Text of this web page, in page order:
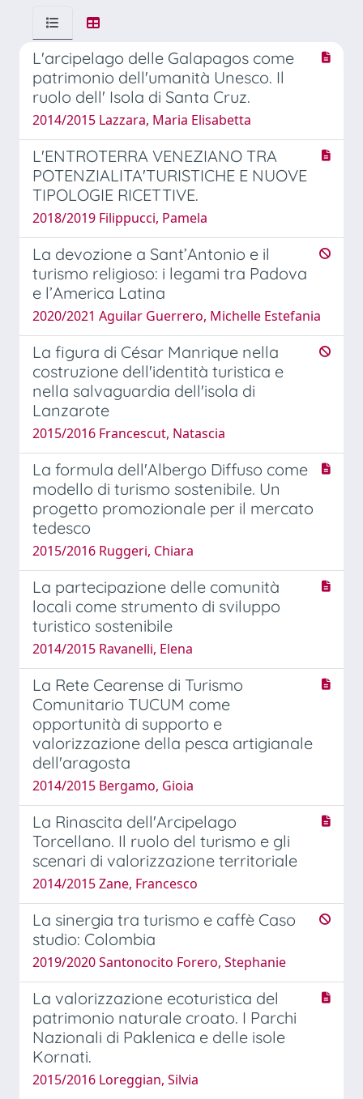
L'arcipelago delle Galapagos come
patrimonio dell'umanità Unesco. Il
ruolo dell' Isola di Santa Cruz.
2014/2015 Lazzara, Maria Elisabetta
L'ENTROTERRA VENEZIANO TRA
POTENZIALITA'TURISTICHE E NUOVE
TIPOLOGIE RICETTIVE.
2018/2019 Filippucci, Pamela
La devozione a Sant’Antonio e il
turismo religioso: i legami tra Padova
e l’America Latina
2020/2021 Aguilar Guerrero, Michelle Estefania
La figura di César Manrique nella
costruzione dell'identità turistica e
nella salvaguardia dell'isola di
Lanzarote
2015/2016 Francescut, Natascia
La formula dell'Albergo Diffuso come
modello di turismo sostenibile. Un
progetto promozionale per il mercato
tedesco
2015/2016 Ruggeri, Chiara
La partecipazione delle comunità
locali come strumento di sviluppo
turistico sostenibile
2014/2015 Ravanelli, Elena
La Rete Cearense di Turismo
Comunitario TUCUM come
opportunità di supporto e
valorizzazione della pesca artigianale
dell'aragosta
2014/2015 Bergamo, Gioia
La Rinascita dell'Arcipelago
Torcellano. Il ruolo del turismo e gli
scenari di valorizzazione territoriale
2014/2015 Zane, Francesco
La sinergia tra turismo e caffè Caso
studio: Colombia
2019/2020 Santonocito Forero, Stephanie
La valorizzazione ecoturistica del
patrimonio naturale croato. I Parchi
Nazionali di Paklenica e delle isole
Kornati.
2015/2016 Loreggian, Silvia